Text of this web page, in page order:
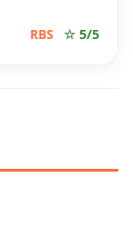
RBS ☆ 5/5